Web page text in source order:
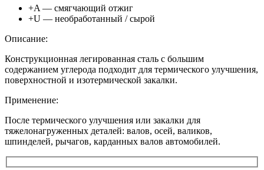
+A — смягчающий отжиг
+U — необработанный / сырой
Описание:
Конструкционная легированная сталь с большим
содержанием углерода подходит для термического улучшения,
поверхностной и изотермической закалки.
Применение:
После термического улучшения или закалки для
тяжелонагруженных деталей: валов, осей, валиков,
шпинделей, рычагов, карданных валов автомобилей.